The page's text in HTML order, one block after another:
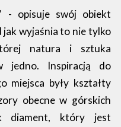
- opisuje swój obiekt
jak wyjaśnia to nie tylko
natura i sztuka
jedno. Inspiracją do
miejsca były kształty
obecne w górskich
diament, który jest